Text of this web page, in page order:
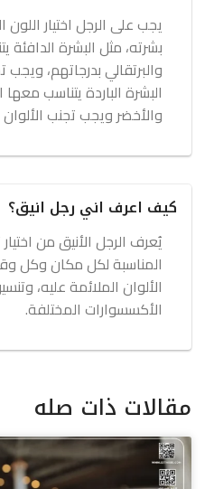
يجب على الرجل اختيار
بشرته، مثل البشرة الدافئة
والبرتقالي بدرجاتهم، ويجب
البشرة الباردة يتناسب
والأخضر ويجب تجنب الألوان
كيف اعرف اني رجل انيق؟
يُعرف الرجل الأنيق من
المناسبة لكل مكان وكل
الألوان الملائمة عليه،
الأكسسوارات المختلفة.
مقالات ذات صله